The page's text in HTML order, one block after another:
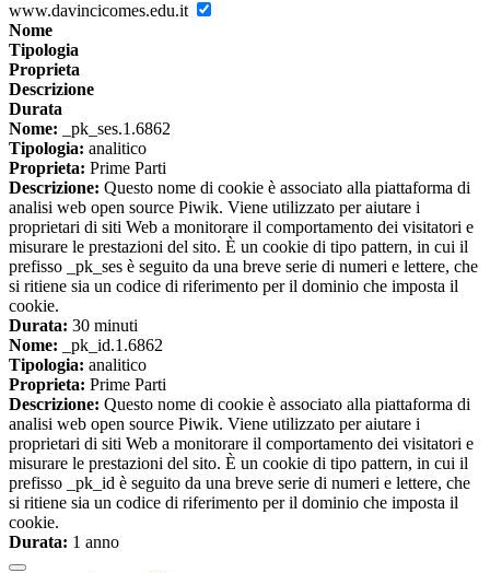
www.davincicomes.edu.it
Nome
Tipologia
Proprieta
Descrizione
Durata
Nome: _pk_ses.1.6862
Tipologia: analitico
Proprieta: Prime Parti
Descrizione: Questo nome di cookie è associato alla piattaforma di
analisi web open source Piwik. Viene utilizzato per aiutare i
proprietari di siti Web a monitorare il comportamento dei visitatori e
misurare le prestazioni del sito. È un cookie di tipo pattern, in cui il
prefisso _pk_ses è seguito da una breve serie di numeri e lettere, che
si ritiene sia un codice di riferimento per il dominio che imposta il
cookie.
Durata: 30 minuti
Nome: _pk_id.1.6862
Tipologia: analitico
Proprieta: Prime Parti
Descrizione: Questo nome di cookie è associato alla piattaforma di
analisi web open source Piwik. Viene utilizzato per aiutare i
proprietari di siti Web a monitorare il comportamento dei visitatori e
misurare le prestazioni del sito. È un cookie di tipo pattern, in cui il
prefisso _pk_id è seguito da una breve serie di numeri e lettere, che
si ritiene sia un codice di riferimento per il dominio che imposta il
cookie.
Durata: 1 anno